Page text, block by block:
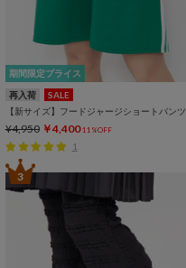
期間限定プライス
再入荷
SALE
【新サイズ】フードジャージショートパンツ
¥4,950 ￥4,400 11%OFF
1
3